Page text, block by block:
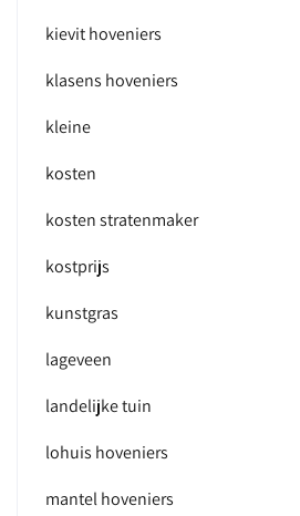
kievit hoveniers
klasens hoveniers
kleine
kosten
kosten stratenmaker
kostprijs
kunstgras
lageveen
landelijke tuin
lohuis hoveniers
mantel hoveniers